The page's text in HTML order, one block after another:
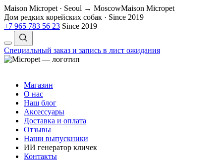
Maison Micropet · Seoul → MoscowMaison Micropet
Дом редких корейских собак · Since 2019
+7 965 783 56 23 Since 2019
Специальный заказ и запись в лист ожидания
Магазин
О нас
Наш блог
Аксессуары
Доставка и оплата
Отзывы
Наши выпускники
ИИ генератор кличек
Контакты